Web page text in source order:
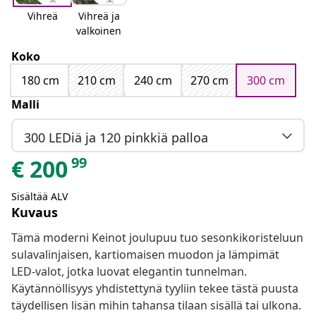
Vihreä
Vihreä ja
valkoinen
Koko
180 cm
210 cm 240 cm 270 cm
300 cm
Malli
300 LEDiä ja 120 pinkkiä palloa
€ 20099
Sisältää ALV
Kuvaus
Tämä moderni Keinot joulupuu tuo sesonkikoristeluun
sulavalinjaisen, kartiomaisen muodon ja lämpimät
LED-valot, jotka luovat elegantin tunnelman.
Käytännöllisyys yhdistettynä tyyliin tekee tästä puusta
täydellisen lisän mihin tahansa tilaan sisällä tai ulkona.